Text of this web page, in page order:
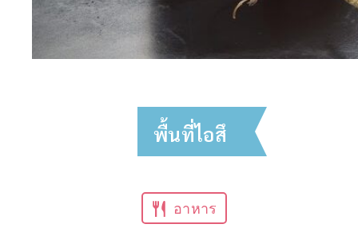
พื้นที่ไอสึ
อาหาร